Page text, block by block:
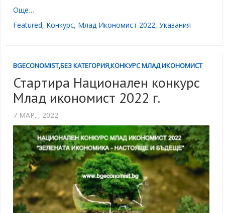
Още…
Featured, Конкурс, Млад Икономист 2022, Указания
BGECONOMIST,БЕЗ КАТЕГОРИЯ,КОНКУРС МЛАД ИКОНОМИСТ
Стартира Национален конкурс
Млад икономист 2022 г.
7 МАР. , 2022